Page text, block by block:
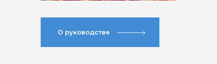
О руководстве